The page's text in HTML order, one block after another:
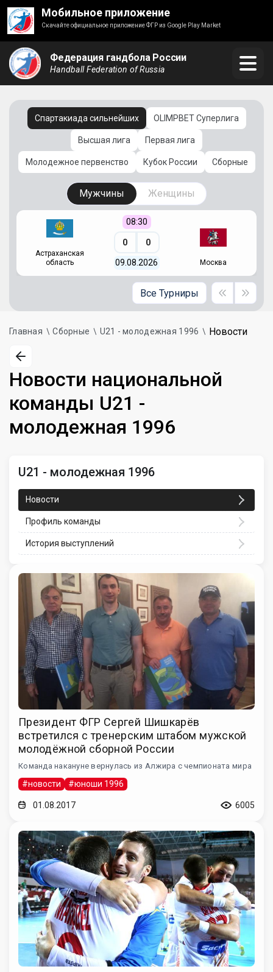
Мобильное приложение
Скачайте официальное приложение ФГР из Google Play Market
Федерация гандбола России
Handball Federation of Russia
Спартакиада сильнейших OLIMPBET Суперлига
Высшая лига Первая лига
Молодежное первенство Кубок России Сборные
Мужчины Женщины
Астраханская
область
08:30
0 0
09.08.2026 Москва
Все Турниры
Главная Сборные U21 - молодежная 1996 Новости
Новости национальной
команды U21 -
молодежная 1996
U21 - молодежная 1996
Новости
Профиль команды
История выступлений
Президент ФГР Сергей Шишкарёв
встретился с тренерским штабом мужской
молодёжной сборной России
Команда накануне вернулась из Алжира с чемпионата мира
#новости #юноши 1996
01.08.2017 6005